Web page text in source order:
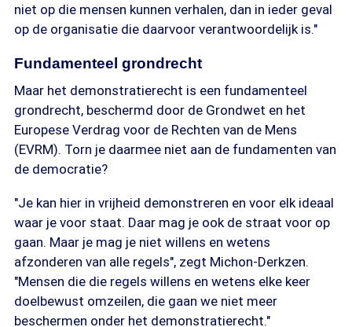
niet op die mensen kunnen verhalen, dan in ieder geval
op de organisatie die daarvoor verantwoordelijk is."
Fundamenteel grondrecht
Maar het demonstratierecht is een fundamenteel
grondrecht, beschermd door de Grondwet en het
Europese Verdrag voor de Rechten van de Mens
(EVRM). Torn je daarmee niet aan de fundamenten van
de democratie?
"Je kan hier in vrijheid demonstreren en voor elk ideaal
waar je voor staat. Daar mag je ook de straat voor op
gaan. Maar je mag je niet willens en wetens
afzonderen van alle regels", zegt Michon-Derkzen.
"Mensen die die regels willens en wetens elke keer
doelbewust omzeilen, die gaan we niet meer
beschermen onder het demonstratierecht."